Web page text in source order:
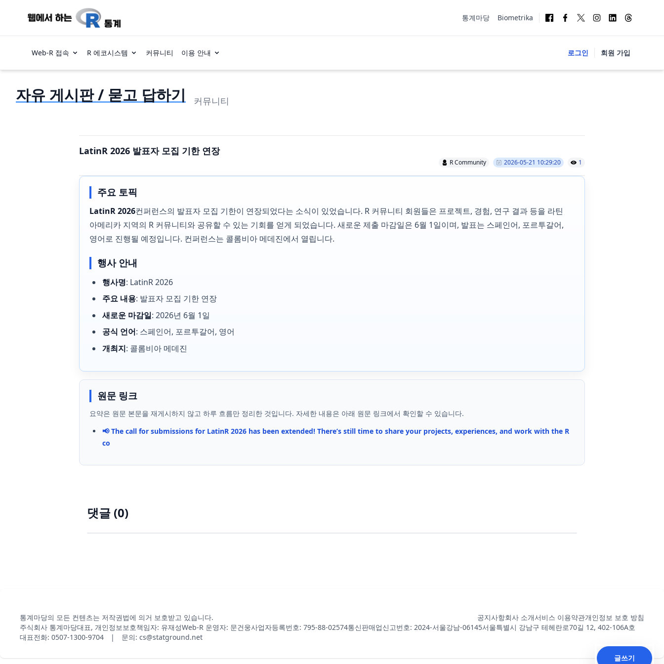
통계마당 Biometrika
Web-R 접속 R 에코시스템 커뮤니티 이용 안내 로그인 회원 가입
자유 게시판 / 묻고 답하기 커뮤니티
LatinR 2026 발표자 모집 기한 연장
R Community 2026-05-21 10:29:20 1
주요 토픽
LatinR 2026컨퍼런스의 발표자 모집 기한이 연장되었다는 소식이 있었습니다. R 커뮤니티 회원들은 프로젝트, 경험, 연구 결과 등을 라틴
아메리카 지역의 R 커뮤니티와 공유할 수 있는 기회를 얻게 되었습니다. 새로운 제출 마감일은 6월 1일이며, 발표는 스페인어, 포르투갈어,
영어로 진행될 예정입니다. 컨퍼런스는 콜롬비아 메데진에서 열립니다.
행사 안내
행사명: LatinR 2026
주요 내용: 발표자 모집 기한 연장
새로운 마감일: 2026년 6월 1일
공식 언어: 스페인어, 포르투갈어, 영어
개최지: 콜롬비아 메데진
원문 링크
요약은 원문 본문을 재게시하지 않고 하루 흐름만 정리한 것입니다. 자세한 내용은 아래 원문 링크에서 확인할 수 있습니다.
📢 The call for submissions for LatinR 2026 has been extended! There’s still time to share your projects, experiences, and work with the R
co
댓글 (0)
통계마당의 모든 컨텐츠는 저작권법에 의거 보호받고 있습니다. 공지사항회사 소개서비스 이용약관개인정보 보호 방침
주식회사 통계마당대표, 개인정보보호책임자: 유재성Web-R 운영자: 문건웅사업자등록번호: 795-88-02574통신판매업신고번호: 2024-서울강남-06145서울특별시 강남구 테헤란로70길 12, 402-106A호
대표전화: 0507-1300-9704 | 문의: cs@statground.net
글쓰기